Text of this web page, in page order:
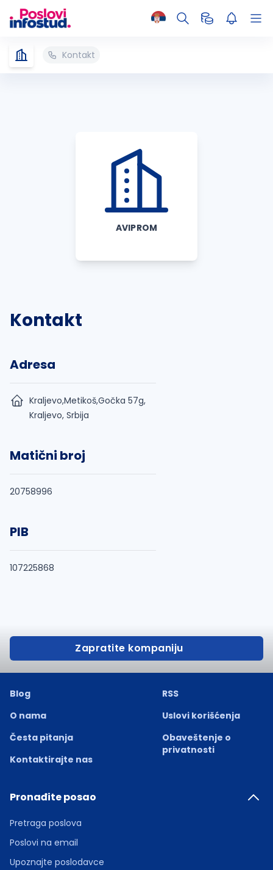
Kontakt
AVIPROM
Kontakt
Adresa
Kraljevo,Metikoš,Gočka 57g,
Kraljevo, Srbija
Matični broj
20758996
PIB
107225868
Zapratite kompaniju
Blog
O nama
Česta pitanja
Kontaktirajte nas
RSS
Uslovi korišćenja
Obaveštenje o
privatnosti
Pronađite posao
Pretraga poslova
Poslovi na email
Upoznajte poslodavce